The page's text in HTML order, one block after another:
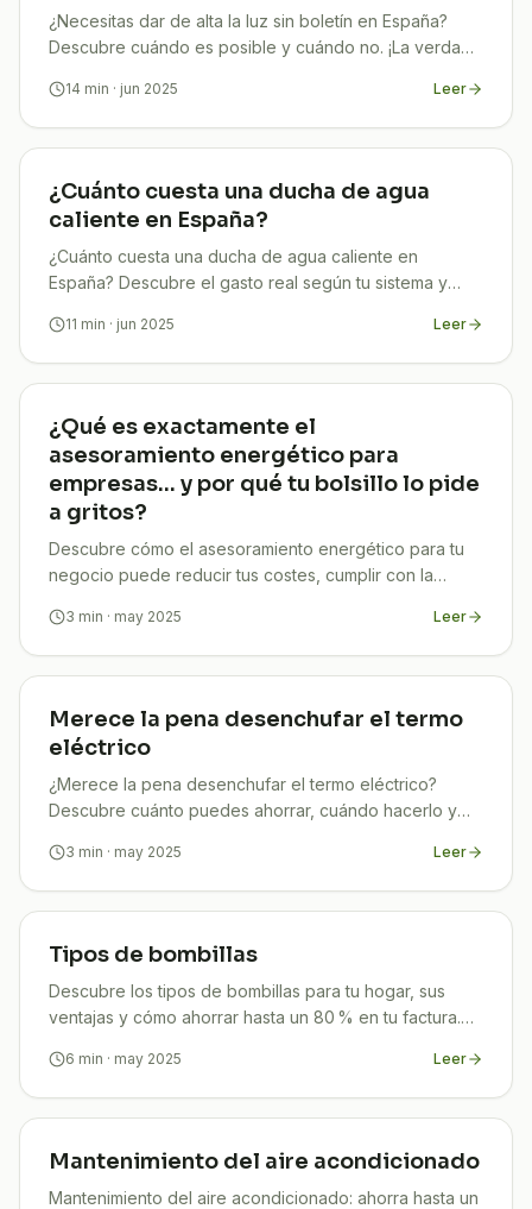
¿Necesitas dar de alta la luz sin boletín en España?
Descubre cuándo es posible y cuándo no. ¡La verdad
14 min · jun 2025 Leer
¿Cuánto cuesta una ducha de agua
caliente en España?
¿Cuánto cuesta una ducha de agua caliente en
España? Descubre el gasto real según tu sistema y
11 min · jun 2025 Leer
¿Qué es exactamente el
asesoramiento energético para
empresas… y por qué tu bolsillo lo pide
a gritos?
Descubre cómo el asesoramiento energético para tu
negocio puede reducir tus costes, cumplir con la
3 min · may 2025 Leer
Merece la pena desenchufar el termo
eléctrico
¿Merece la pena desenchufar el termo eléctrico?
Descubre cuánto puedes ahorrar, cuándo hacerlo y
3 min · may 2025 Leer
Tipos de bombillas
Descubre los tipos de bombillas para tu hogar, sus
ventajas y cómo ahorrar hasta un 80 % en tu factura.
6 min · may 2025 Leer
Mantenimiento del aire acondicionado
Mantenimiento del aire acondicionado: ahorra hasta un